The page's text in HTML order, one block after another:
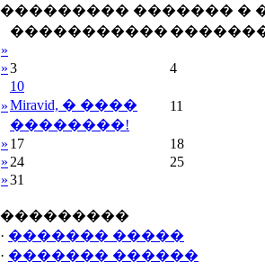
��������� ������� �
�����������
»
»3 4
»
10
Miravid, � ����
��������!
11
» 17
18
» 24
25
»31
���������
· ������� �����
· ������� ������